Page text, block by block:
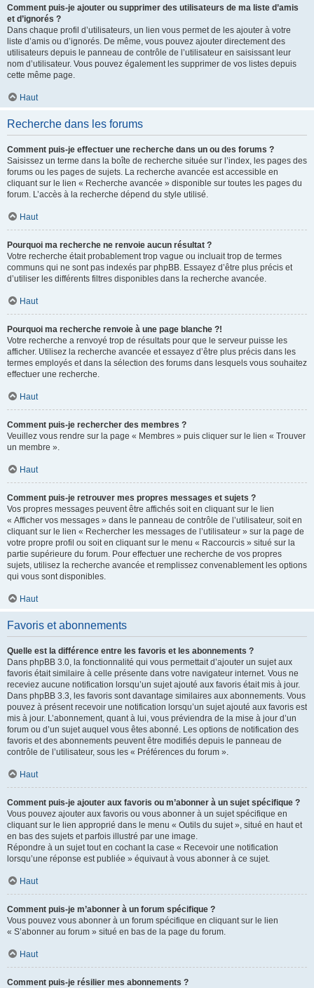
Comment puis-je ajouter ou supprimer des utilisateurs de ma liste d’amis
et d’ignorés ?
Dans chaque profil d’utilisateurs, un lien vous permet de les ajouter à votre
liste d’amis ou d’ignorés. De même, vous pouvez ajouter directement des
utilisateurs depuis le panneau de contrôle de l’utilisateur en saisissant leur
nom d’utilisateur. Vous pouvez également les supprimer de vos listes depuis
cette même page.
Haut
Recherche dans les forums
Comment puis-je effectuer une recherche dans un ou des forums ?
Saisissez un terme dans la boîte de recherche située sur l’index, les pages des
forums ou les pages de sujets. La recherche avancée est accessible en
cliquant sur le lien « Recherche avancée » disponible sur toutes les pages du
forum. L’accès à la recherche dépend du style utilisé.
Haut
Pourquoi ma recherche ne renvoie aucun résultat ?
Votre recherche était probablement trop vague ou incluait trop de termes
communs qui ne sont pas indexés par phpBB. Essayez d’être plus précis et
d’utiliser les différents filtres disponibles dans la recherche avancée.
Haut
Pourquoi ma recherche renvoie à une page blanche ?!
Votre recherche a renvoyé trop de résultats pour que le serveur puisse les
afficher. Utilisez la recherche avancée et essayez d’être plus précis dans les
termes employés et dans la sélection des forums dans lesquels vous souhaitez
effectuer une recherche.
Haut
Comment puis-je rechercher des membres ?
Veuillez vous rendre sur la page « Membres » puis cliquer sur le lien « Trouver
un membre ».
Haut
Comment puis-je retrouver mes propres messages et sujets ?
Vos propres messages peuvent être affichés soit en cliquant sur le lien
« Afficher vos messages » dans le panneau de contrôle de l’utilisateur, soit en
cliquant sur le lien « Rechercher les messages de l’utilisateur » sur la page de
votre propre profil ou soit en cliquant sur le menu « Raccourcis » situé sur la
partie supérieure du forum. Pour effectuer une recherche de vos propres
sujets, utilisez la recherche avancée et remplissez convenablement les options
qui vous sont disponibles.
Haut
Favoris et abonnements
Quelle est la différence entre les favoris et les abonnements ?
Dans phpBB 3.0, la fonctionnalité qui vous permettait d’ajouter un sujet aux
favoris était similaire à celle présente dans votre navigateur internet. Vous ne
receviez aucune notification lorsqu’un sujet ajouté aux favoris était mis à jour.
Dans phpBB 3.3, les favoris sont davantage similaires aux abonnements. Vous
pouvez à présent recevoir une notification lorsqu’un sujet ajouté aux favoris est
mis à jour. L’abonnement, quant à lui, vous préviendra de la mise à jour d’un
forum ou d’un sujet auquel vous êtes abonné. Les options de notification des
favoris et des abonnements peuvent être modifiés depuis le panneau de
contrôle de l’utilisateur, sous les « Préférences du forum ».
Haut
Comment puis-je ajouter aux favoris ou m’abonner à un sujet spécifique ?
Vous pouvez ajouter aux favoris ou vous abonner à un sujet spécifique en
cliquant sur le lien approprié dans le menu « Outils du sujet », situé en haut et
en bas des sujets et parfois illustré par une image.
Répondre à un sujet tout en cochant la case « Recevoir une notification
lorsqu’une réponse est publiée » équivaut à vous abonner à ce sujet.
Haut
Comment puis-je m’abonner à un forum spécifique ?
Vous pouvez vous abonner à un forum spécifique en cliquant sur le lien
« S’abonner au forum » situé en bas de la page du forum.
Haut
Comment puis-je résilier mes abonnements ?